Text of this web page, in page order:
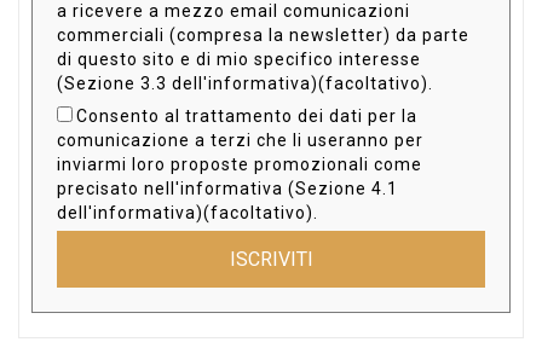
a ricevere a mezzo email comunicazioni
commerciali (compresa la newsletter) da parte
di questo sito e di mio specifico interesse
(Sezione 3.3 dell'informativa)(facoltativo).
Consento al trattamento dei dati per la
comunicazione a terzi che li useranno per
inviarmi loro proposte promozionali come
precisato nell'informativa (Sezione 4.1
dell'informativa)(facoltativo).
ISCRIVITI